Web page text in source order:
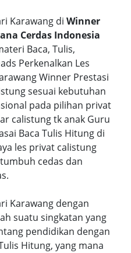
Karawang di Winner
Cerdas Indonesia
Baca, Tulis,
Perkenalkan Les
Winner Prestasi
sesuai kebutuhan
pada pilihan privat
calistung tk anak Guru
Baca Tulis Hitung di
les privat calistung
cedas dan
Karawang dengan
suatu singkatan yang
pendidikan dengan
Hitung, yang mana